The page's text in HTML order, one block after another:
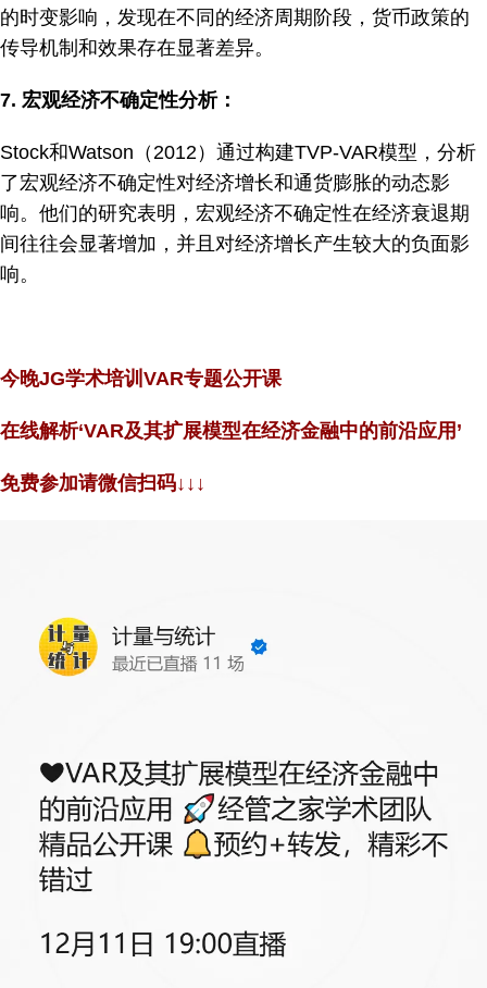
的时变影响，发现在不同的经济周期阶段，货币政策的
传导机制和效果存在显著差异。
7. 宏观经济不确定性分析：
Stock和Watson（2012）通过构建TVP-VAR模型，分析
了宏观经济不确定性对经济增长和通货膨胀的动态影
响。他们的研究表明，宏观经济不确定性在经济衰退期
间往往会显著增加，并且对经济增长产生较大的负面影
响。
今晚JG学术培训VAR专题公开课
在线解析‘VAR及其扩展模型在经济金融中的前沿应用’
免费参加请微信扫码↓↓↓